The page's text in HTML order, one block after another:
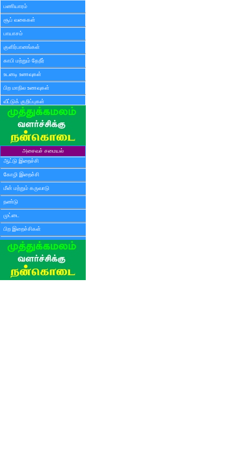
பணியாரம்
சூப் வகைகள்
பாயாசம்
குளிர்பானங்கள்
காபி மற்றும் தேநீர்
உடனடி உணவுகள்
பிற மாநில உணவுகள்
வீட்டுக் குறிப்புகள்
அசைவச் சமையல்
ஆட்டு இறைச்சி
கோழி இறைச்சி
மீன் மற்றும் கருவாடு
நண்டு
முட்டை
பிற இறைச்சிகள்